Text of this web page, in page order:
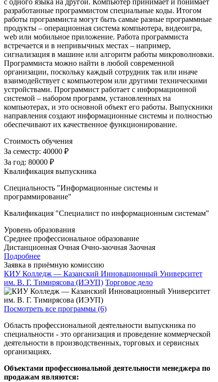
с одного языка на другой. Компьютер принимает и понимает
разработанные программистом специальные коды. Итогом
работы программиста могут быть самые разные программные
продукты – операционная система компьютера, видеоигра,
web или мобильное приложение. Работа программиста
встречается и в непривычных местах – например,
сигнализация в машине или алгоритм работы микроволновки.
Программиста можно найти в любой современной
организации, поскольку каждый сотрудник так или иначе
взаимодействует с компьютером или другими техническими
устройствами. Программист работает с информационной
системой – набором программ, установленных на
компьютерах, и это основной объект его работы. Выпускники
направления создают информационные системы и полностью
обеспечивают их качественное функционирование.
Стоимость обучения
За семестр: 40000 ₽
За год: 80000 ₽
Квалификация выпускника
Специальность "Информационные системы и
программирование"
Квалификация "Специалист по информационным системам"
Уровень образования
Среднее профессиональное образование
Дистанционная Очная Очно-заочная Заочная
Подробнее
Заявка в приёмную комиссию
КИУ Колледж — Казанский Инновационный Университет
им. В. Г. Тимирясова (ИЭУП) Торговое дело
Посмотреть все программы (6)
Область профессиональной деятельности выпускника по
специальности - это организация и проведение коммерческой
деятельности в производственных, торговых и сервисных
организациях.
Объектами профессиональной деятельности менеджера по
продажам являются: